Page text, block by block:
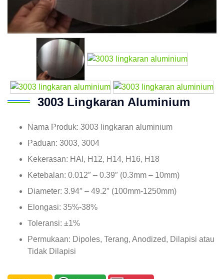
3003 Lingkaran Aluminium
Nama Produk: 3003 lingkaran aluminium
Paduan: 3003, 3004
Kekerasan: HAI, H12, H14, H16, H18
Ketebalan: 0.012″ – 0.39″ (0.3mm – 10mm)
Diameter: 3.94″ – 49.2″ (100mm-1250mm)
Elongasi: 35%-38%
Toleransi: ±1%
Permukaan: Dipoles, Terang, Anodized, Dilapisi atau
Tidak Dilapisi